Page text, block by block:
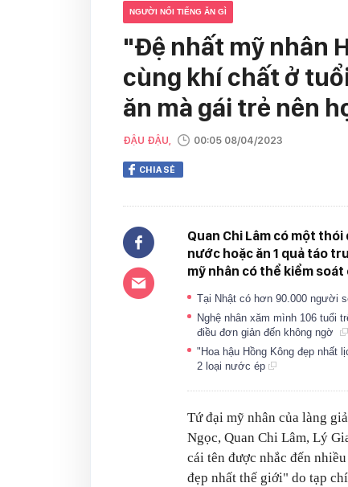
NGƯỜI NỔI TIẾNG ĂN GÌ
"Đệ nhất mỹ nhân
cùng khí chất ở
ăn mà gái trẻ nên
ĐẬU ĐẬU, 00:05 08/04/2023
CHIA SẺ
Quan Chi Lâm có một
nước hoặc ăn 1 quả táo
mỹ nhân có thể kiểm
Tại Nhật có hơn 90.000 người
Nghệ nhân xăm mình 106 tuổi
điều đơn giản đến không ngờ
"Hoa hậu Hồng Kông đẹp nhất
2 loại nước ép
Tứ đại mỹ nhân của làng
Ngọc, Quan Chi Lâm, Lý
cái tên được nhắc đến
đẹp nhất thế giới" do tạp